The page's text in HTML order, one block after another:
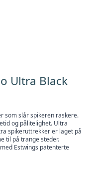
Ultra Black
som slår spikeren raskere.
og pålitelighet. Ultra
spikeruttrekker er laget på
til på trange steder.
Estwings patenterte